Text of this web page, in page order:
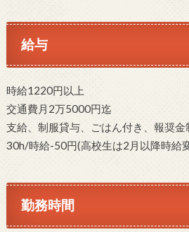
給与
時給1220円以上
交通費月2万5000円迄
支給、制服貸与、ごはん付き、報奨
30h/時給-50円(高校生は2月以降時給
勤務時間